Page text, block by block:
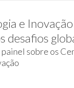
e
desafios
sobre os